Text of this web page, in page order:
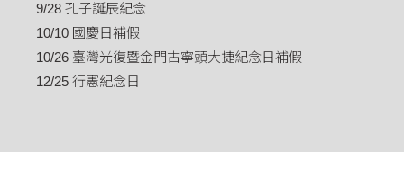
9/28 孔子誕辰紀念
10/10 國慶日補假
10/26 臺灣光復暨金門古寧頭大捷紀念日補假
12/25 行憲紀念日